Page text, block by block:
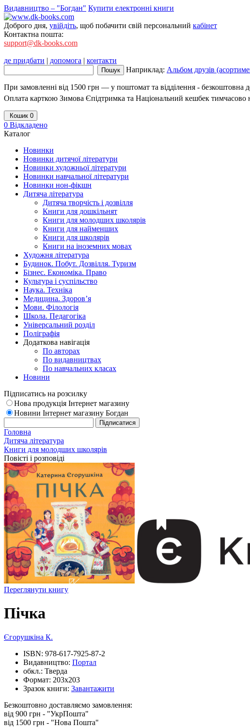
Видавництво – "Богдан" Купити електронні книги
Доброго дня, увійдіть, щоб побачити свій персональний кабінет
Контактна пошта:
support@dk-books.com
де придбати | допомога | контакти
Наприклад: Альбом друзів
При замовленні від 1500 грн — у поштомат та відділення - безкоштовна
Оплата карткою Зимова Єпідтримка та Національний кешбек тимчасово
Кошик 0
0 Відкладено
Каталог
Новинки
Новинки дитячої літератури
Новинки художньої літератури
Новинки навчальної літератури
Новинки нон-фікшн
Дитяча література
Дитяча творчість і дозвілля
Книги для дошкільнят
Книги для молодших школярів
Книги для найменших
Книги для школярів
Книги на іноземних мовах
Художня література
Будинок. Побут. Дозвілля. Туризм
Бізнес. Економіка. Право
Культура і суспільство
Наука. Техніка
Медицина. Здоров’я
Мови. Філологія
Школа. Педагогіка
Універсальний розділ
Поліграфія
Додаткова навігація
По авторах
По видавництвах
По навчальних класах
Новини
Підписатись на розсилку
Нова продукція Інтернет магазину
Новини Інтернет магазину Богдан
Головна
Дитяча література
Книги для молодших школярів
Повісті і розповіді
Переглянути книгу
Пічка
Єгорушкіна К.
ISBN: 978-617-7925-87-2
Видавництво: Портал
обкл.: Тверда
Формат: 203х203
Зразок книги: Завантажити
Безкоштовно доставляємо замовлення:
від 900 грн - "УкрПошта"
від 1500 грн - "Нова Пошта"